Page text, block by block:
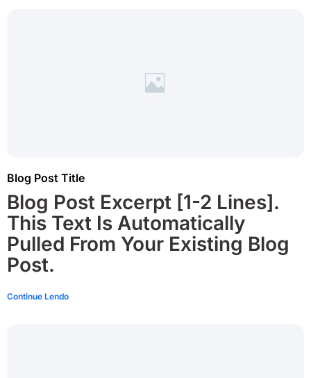
Blog Post Title
Blog Post Excerpt [1-2 Lines].
This Text Is Automatically
Pulled From Your Existing Blog
Post.
Continue Lendo